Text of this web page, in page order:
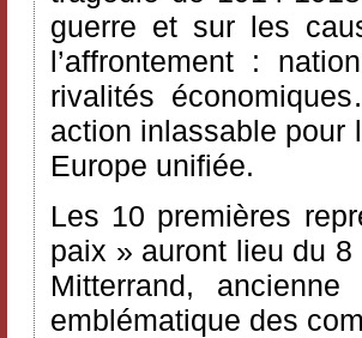
guerre et sur les
l’affrontement :
rivalités
action inlassable pour
Europe unifiée.
Les 10 premières
paix » auront lieu du
Mitterrand,
emblématique des